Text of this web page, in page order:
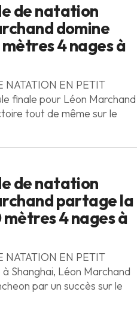
de natation
domine
4 nages à
NATATION EN PETIT
finale pour Léon Marchand
tout de même sur le
de natation
partage la
4 nages à
NATATION EN PETIT
Shanghai, Léon Marchand
par un succès sur le